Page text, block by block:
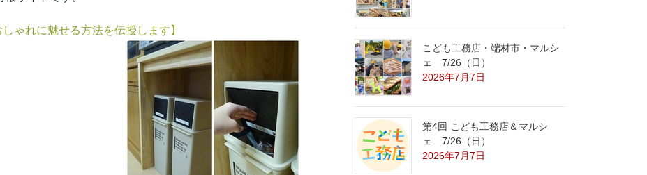
ゃれに魅せる方法を伝授します】
こども工務店・端材市・マルシ
ェ 7/26（日）
2026年7月7日
第4回 こども工務店＆マルシ
ェ 7/26（日）
2026年7月7日